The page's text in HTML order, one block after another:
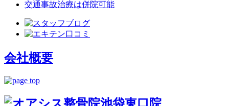
交通事故治療は併院可能
会社概要